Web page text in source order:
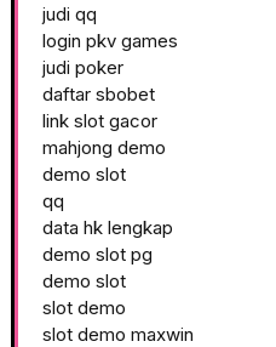
judi qq
login pkv games
judi poker
daftar sbobet
link slot gacor
mahjong demo
demo slot
qq
data hk lengkap
demo slot pg
demo slot
slot demo
slot demo maxwin